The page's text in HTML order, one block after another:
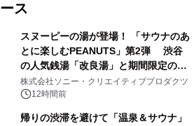
ス
スヌーピーの湯が登場！ 「サウナのあ
とに楽しむPEANUTS」第2弾 渋谷
の人気銭湯「改良湯」と期間限定のコ
ラボレーション サウナイキタイコラ
ボグッズも発売決定！
株式会社ソニー・クリエイティブプロダクツ
12時間前
帰りの渋滞を避けて「温泉＆サウナ」